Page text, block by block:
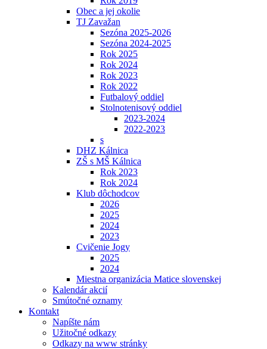
Obec a jej okolie
TJ Zavažan
Sezóna 2025-2026
Sezóna 2024-2025
Rok 2025
Rok 2024
Rok 2023
Rok 2022
Futbalový oddiel
Stolnotenisový oddiel
2023-2024
2022-2023
s
DHZ Kálnica
ZŠ s MŠ Kálnica
Rok 2023
Rok 2024
Klub dôchodcov
2026
2025
2024
2023
Cvičenie Jogy
2025
2024
Miestna organizácia Matice slovenskej
Kalendár akcií
Smútočné oznamy
Kontakt
Napíšte nám
Užitočné odkazy
Odkazy na www stránky